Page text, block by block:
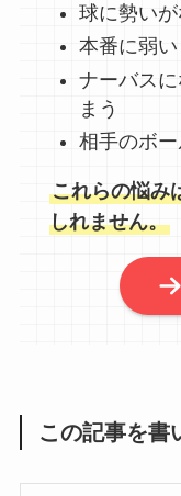
球に勢い
本番に弱い
ナーバス
まう
相手のボ
これらの悩み
しれません。
この記事を書